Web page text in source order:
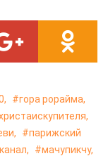
гора рорайма,
парижский
мачупикчу,